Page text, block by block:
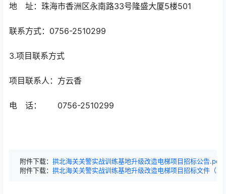
地 址：珠海市香洲区永南路33号隆盛大厦5楼501
联系方式：0756-2510299
3.项目联系方式
项目联系人：方云香
电 话： 0756-2510299
附件下载： 拱北海关关警实战训练基地升级改造电梯项目招标公告.pdf
附件下载： 拱北海关关警实战训练基地升级改造电梯项目招标文件（